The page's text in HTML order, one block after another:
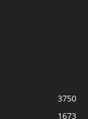
3750
1673